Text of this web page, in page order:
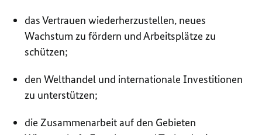
das Vertrauen wiederherzustellen, neues
Wachstum zu fördern und Arbeitsplätze zu
schützen;
den Welthandel und internationale Investitionen
zu unterstützen;
die Zusammenarbeit auf den Gebieten